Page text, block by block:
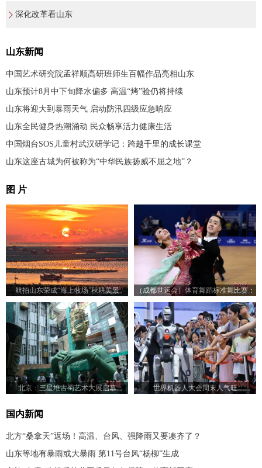
深化改革看山东
山东新闻
中国艺术研究院孟祥顺高研班师生百幅作品亮相山东
山东预计8月中下旬降水偏多 高温“烤”验仍将持续
山东将迎大到暴雨天气 启动防汛四级应急响应
山东全民健身热潮涌动 民众畅享活力健康生活
中国烟台SOS儿童村武汉研学记：跨越千里的成长课堂
山东这座古城为何被称为“中华民族扬威不屈之地”？
图 片
航拍山东荣成“海上牧场”秋耕美景
（成都世运会）体育舞蹈标准舞比赛：
23对选手赛场尽展舞姿
北京：三星堆古蜀艺术大展启幕 世界机器人大会周末人气旺
国内新闻
北方“桑拿天”返场！高温、台风、强降雨又要凑齐了？
山东等地有暴雨或大暴雨 第11号台风“杨柳”生成